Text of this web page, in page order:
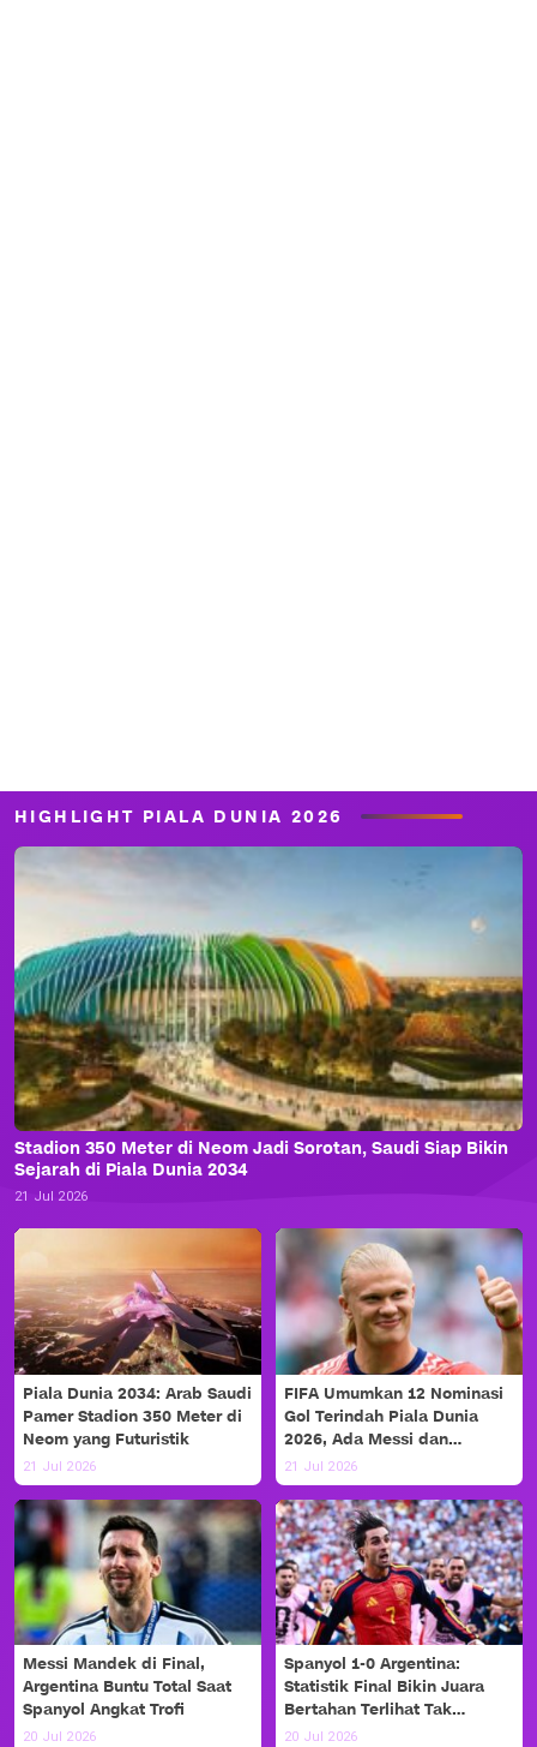
HIGHLIGHT PIALA DUNIA 2026
Stadion 350 Meter di Neom Jadi Sorotan, Saudi Siap Bikin
Sejarah di Piala Dunia 2034
21 Jul 2026
Piala Dunia 2034: Arab Saudi
Pamer Stadion 350 Meter di
Neom yang Futuristik
21 Jul 2026
FIFA Umumkan 12 Nominasi
Gol Terindah Piala Dunia
2026, Ada Messi dan
Haaland!
21 Jul 2026
Messi Mandek di Final,
Argentina Buntu Total Saat
Spanyol Angkat Trofi
20 Jul 2026
Spanyol 1-0 Argentina:
Statistik Final Bikin Juara
Bertahan Terlihat Tak
Berdaya
20 Jul 2026